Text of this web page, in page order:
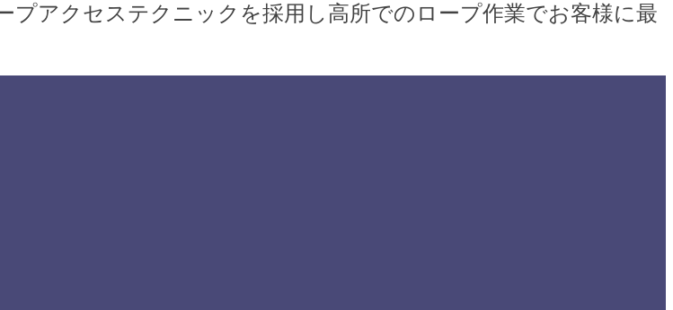
プアクセステクニックを採用し高所でのロープ作業でお客様に最